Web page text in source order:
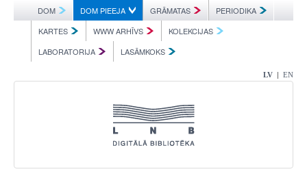
DOM DOM PIEEJA GRĀMATAS
PERIODIKA
KARTES
WWW ARHĪVS
KOLEKCIJAS
LABORATORIJA
LASĀMKOKS
LV | EN